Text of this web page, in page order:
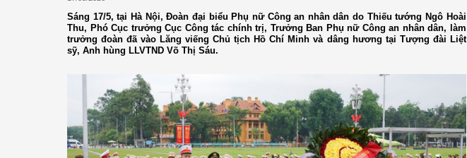
Sáng 17/5, tại Hà Nội, Đoàn đại biểu Phụ nữ Công an nhân dân do Thiếu tướng Ngô Hoài
Thu, Phó Cục trưởng Cục Công tác chính trị, Trưởng Ban Phụ nữ Công an nhân dân, làm
trưởng đoàn đã vào Lăng viếng Chủ tịch Hồ Chí Minh và dâng hương tại Tượng đài Liệt
sỹ, Anh hùng LLVTND Võ Thị Sáu.